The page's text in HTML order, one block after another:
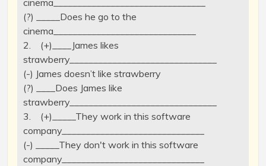
cinema________________________________
(?) _____Does he go to the
cinema______________________________
2. (+)____James likes
strawberry_______________________________
(-) James doesn’t like strawberry
(?) ____Does James like
strawberry_______________________________
3. (+)_____They work in this software
company______________________________
(-) _____They don't work in this software
company______________________________